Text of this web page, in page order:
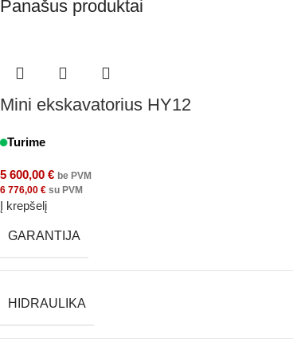
Panašus produktai
Mini ekskavatorius HY12
Turime
5 600,00 € be PVM
6 776,00 € su PVM
Į krepšelį
GARANTIJA
HIDRAULIKA